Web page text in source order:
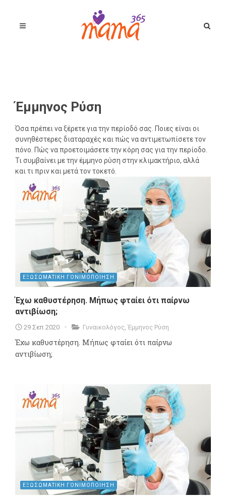
Έμμηνος Ρύση
Όσα πρέπει να ξέρετε για την περίοδό σας. Ποιες είναι οι
συνηθέστερες διαταραχές και πώς να αντιμετωπίσετε τον
πόνο. Πώς να προετοιμάσετε την κόρη σας για την περίοδο.
Τι συμβαίνει με την έμμηνο ρύση στην κλιμακτήριο, αλλά
και τι πριν και μετά τον τοκετό.
ΕΞΩΣΩΜΑΤΙΚΗ ΓΟΝΙΜΟΠΟΙΗΣΗ
Έχω καθυστέρηση. Μήπως φταίει ότι παίρνω
αντιβίωση;
29 Σεπ 2020 Γυναικολόγος,Έμμηνος Ρύση
Έχω καθυστέρηση. Μήπως φταίει ότι παίρνω
αντιβίωση;
ΕΞΩΣΩΜΑΤΙΚΗ ΓΟΝΙΜΟΠΟΙΗΣΗ